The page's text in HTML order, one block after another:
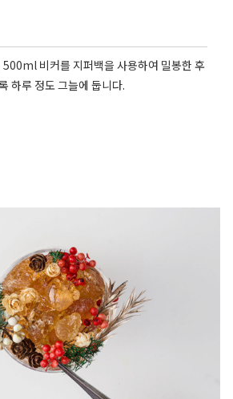
500ml 비커를 지퍼백을 사용하여 밀봉한 후
하루 정도 그늘에 둡니다.